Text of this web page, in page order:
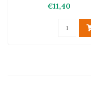
€11,40